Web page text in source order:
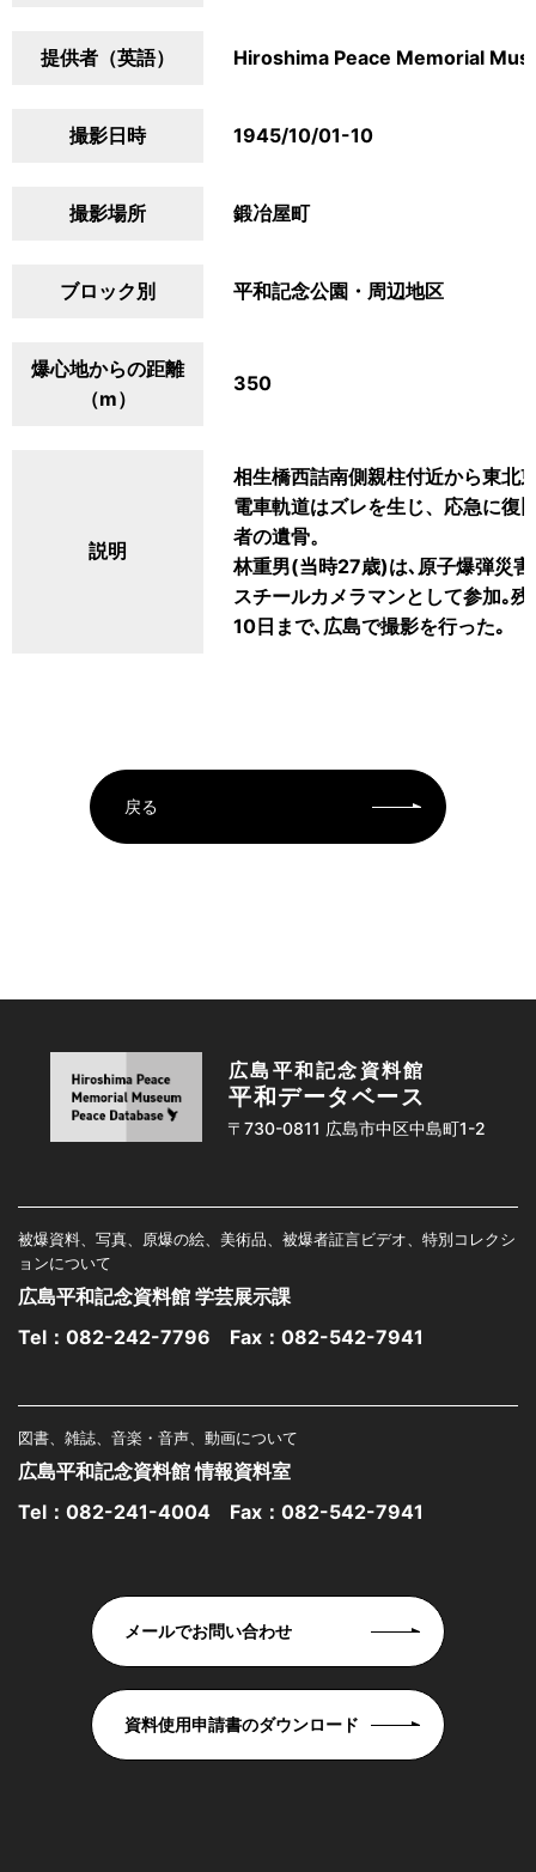
提供者（英語） Hiroshima Peace Memorial
撮影日時 1945/10/01-10
撮影場所 鍛冶屋町
ブロック別 平和記念公園・周辺地区
爆心地からの距離
（m）
350
説明
相生橋西詰南側親柱付近から東北
電車軌道はズレを生じ、応急に復
者の遺骨。
林重男(当時27歳)は､原子爆弾災
スチールカメラマンとして参加｡
10日まで､広島で撮影を行った｡
戻る
広島平和記念資料館
平和データベース
〒730-0811 広島市中区中島町1-2
被爆資料、写真、原爆の絵、美術品、被爆者証言ビデオ、特別コレクシ
ョンについて
広島平和記念資料館 学芸展示課
Tel： 082-242-7796 Fax：082-542-7941
図書、雑誌、音楽・音声、動画について
広島平和記念資料館 情報資料室
Tel： 082-241-4004 Fax：082-542-7941
メールでお問い合わせ
資料使用申請書のダウンロード